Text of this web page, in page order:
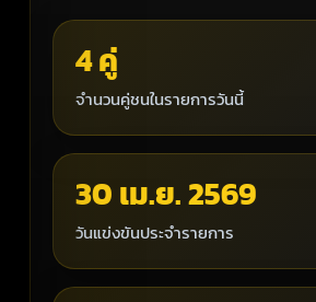
4 คู่
จำนวนคู่ชนในรายการวันนี้
30 เม.ย. 2569
วันแข่งขันประจำรายการ